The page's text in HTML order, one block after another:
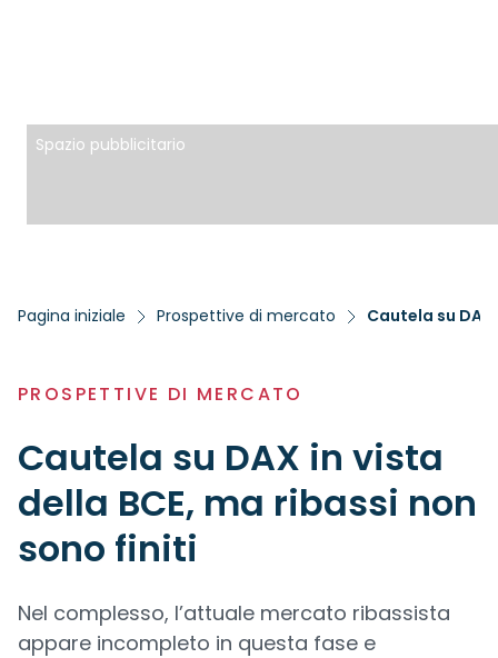
Spazio pubblicitario
Pagina iniziale Prospettive di mercato Cautela su
PROSPETTIVE DI MERCATO
Cautela su DAX in vista
della BCE, ma ribassi non
sono finiti
Nel complesso, l’attuale mercato ribassista
appare incompleto in questa fase e